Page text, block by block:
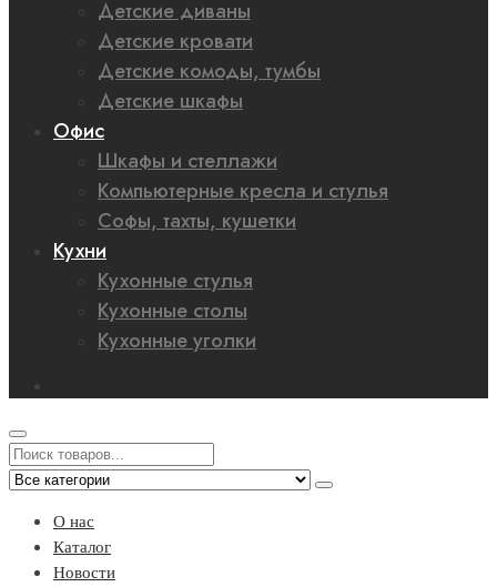
Детские диваны
Детские кровати
Детские комоды, тумбы
Детские шкафы
Офис
Шкафы и стеллажи
Компьютерные кресла и стулья
Софы, тахты, кушетки
Кухни
Кухонные стулья
Кухонные столы
Кухонные уголки
О нас
Каталог
Новости